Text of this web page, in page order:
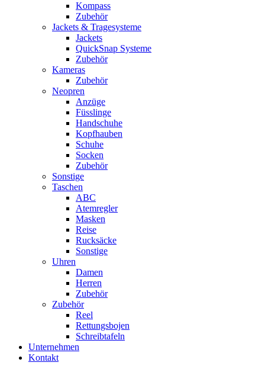
Kompass
Zubehör
Jackets & Tragesysteme
Jackets
QuickSnap Systeme
Zubehör
Kameras
Zubehör
Neopren
Anzüge
Füsslinge
Handschuhe
Kopfhauben
Schuhe
Socken
Zubehör
Sonstige
Taschen
ABC
Atemregler
Masken
Reise
Rucksäcke
Sonstige
Uhren
Damen
Herren
Zubehör
Zubehör
Reel
Rettungsbojen
Schreibtafeln
Unternehmen
Kontakt